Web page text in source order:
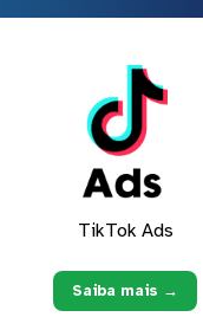
TikTok Ads
Saiba mais →